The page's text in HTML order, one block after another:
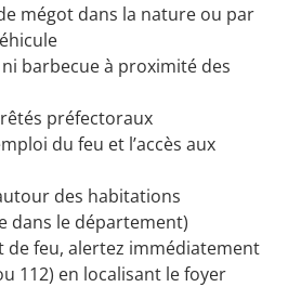
mégot dans la nature ou par
ni barbecue à proximité des
préfectoraux
du feu et l’accès aux
des habitations
dans le département)
de feu, alertez immédiatement
112) en localisant le foyer